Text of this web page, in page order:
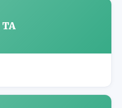
TA